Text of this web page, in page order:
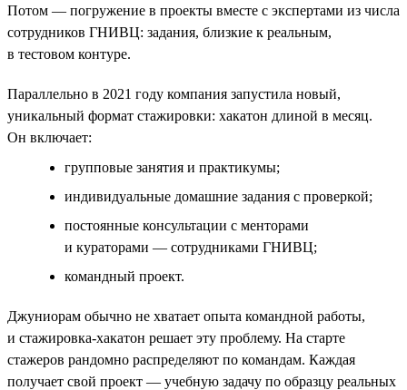
Потом — погружение в проекты вместе с экспертами из числа
сотрудников ГНИВЦ: задания, близкие к реальным,
в тестовом контуре.
Параллельно в 2021 году компания запустила новый,
уникальный формат стажировки: хакатон длиной в месяц.
Он включает:
групповые занятия и практикумы;
индивидуальные домашние задания с проверкой;
постоянные консультации с менторами
и кураторами — сотрудниками ГНИВЦ;
командный проект.
Джуниорам обычно не хватает опыта командной работы,
и стажировка-хакатон решает эту проблему. На старте
стажеров рандомно распределяют по командам. Каждая
получает свой проект — учебную задачу по образцу реальных